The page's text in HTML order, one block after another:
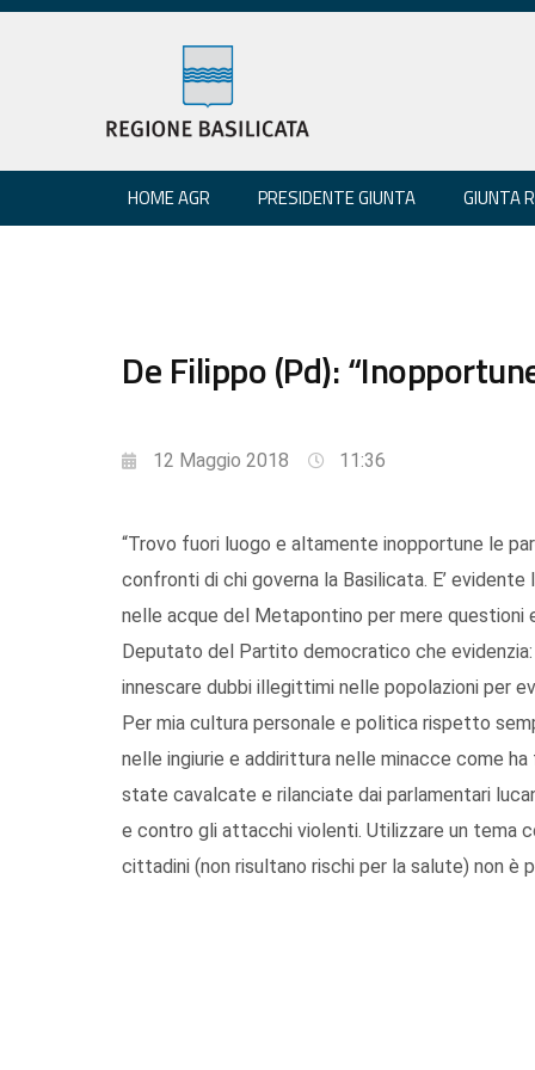
HOME AGR PRESIDENTE GIUNTA GIUNTA
De Filippo (Pd):
12 Maggio 2018 11:36
“Trovo fuori luogo e altamente inopportune le
confronti di chi governa la Basilicata. E’
nelle acque del Metapontino per mere questioni
Deputato del Partito democratico che
innescare dubbi illegittimi nelle popolazioni per
Per mia cultura personale e politica rispetto
nelle ingiurie e addirittura nelle minacce come
state cavalcate e rilanciate dai parlamentari
e contro gli attacchi violenti. Utilizzare un tema
cittadini (non risultano rischi per la salute) non è